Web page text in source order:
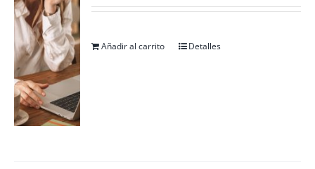
Añadir al carrito Detalles